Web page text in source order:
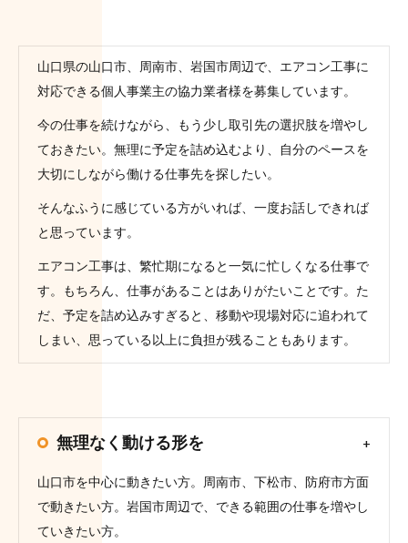
山口県の山口市、周南市、岩国市周辺で、エアコン工事に
対応できる個人事業主の協力業者様を募集しています。
今の仕事を続けながら、もう少し取引先の選択肢を増やし
ておきたい。無理に予定を詰め込むより、自分のペースを
大切にしながら働ける仕事先を探したい。
そんなふうに感じている方がいれば、一度お話しできれば
と思っています。
エアコン工事は、繁忙期になると一気に忙しくなる仕事で
す。もちろん、仕事があることはありがたいことです。た
だ、予定を詰め込みすぎると、移動や現場対応に追われて
しまい、思っている以上に負担が残ることもあります。
無理なく動ける形を
山口市を中心に動きたい方。周南市、下松市、防府市方面
で動きたい方。岩国市周辺で、できる範囲の仕事を増やし
ていきたい方。